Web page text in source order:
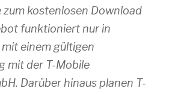
kostenlosen Download
funktioniert nur in
einem gültigen
mit der T-Mobile
Darüber hinaus planen T-